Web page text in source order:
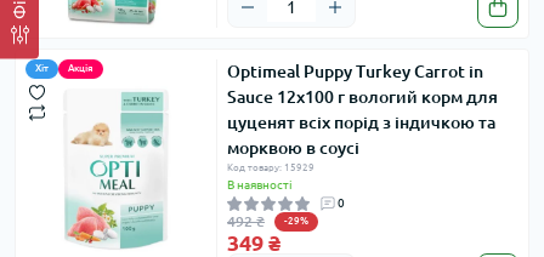
Хіт Акція
Optimeal Puppy Turkey Carrot in
Sauce 12х100 г вологий корм для
цуценят всіх порід з індичкою та
морквою в соусі
Код товару: 15929
В наявності
0
492 ₴ -29%
349 ₴